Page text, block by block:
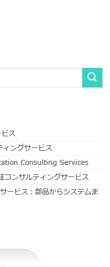
ス
ングサービス
Consulting Services
ンサルティングサービス
ービス：部品からシステムま